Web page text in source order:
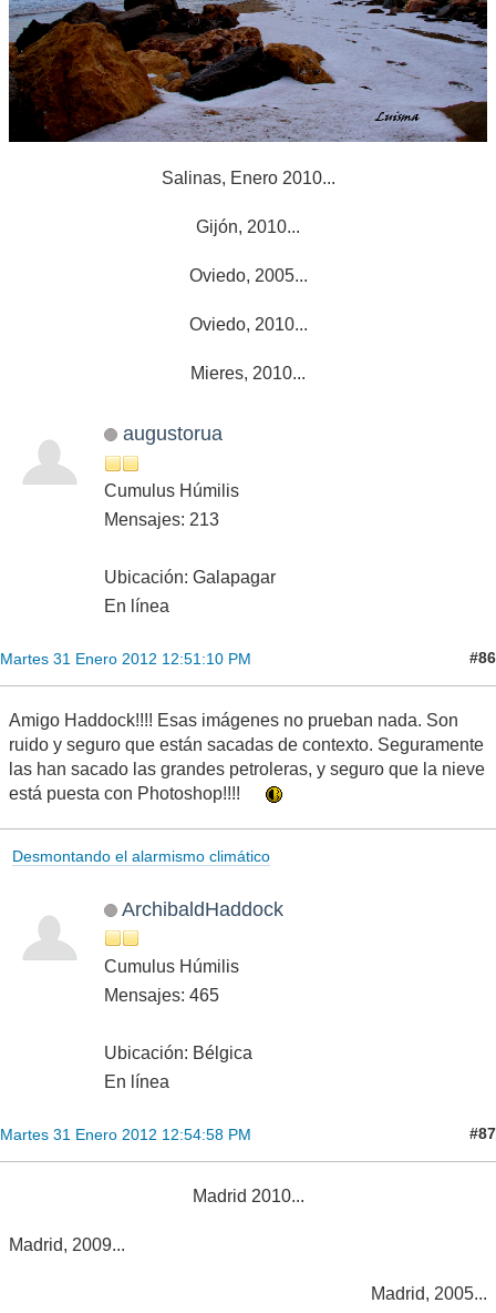
Salinas, Enero 2010...
Gijón, 2010...
Oviedo, 2005...
Oviedo, 2010...
Mieres, 2010...
augustorua
Cumulus Húmilis
Mensajes: 213
Ubicación: Galapagar
En línea
Martes 31 Enero 2012 12:51:10 PM #86
Amigo Haddock!!!! Esas imágenes no prueban nada. Son
ruido y seguro que están sacadas de contexto. Seguramente
las han sacado las grandes petroleras, y seguro que la nieve
está puesta con Photoshop!!!!
Desmontando el alarmismo climático
ArchibaldHaddock
Cumulus Húmilis
Mensajes: 465
Ubicación: Bélgica
En línea
Martes 31 Enero 2012 12:54:58 PM #87
Madrid 2010...
Madrid, 2009...
Madrid, 2005...